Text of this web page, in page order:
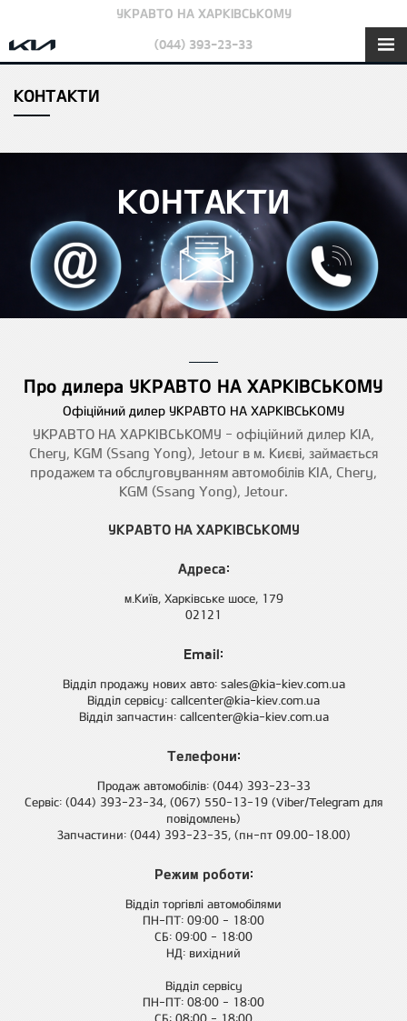
УКРАВТО НА ХАРКІВСЬКОМУ
(044) 393-23-33
КОНТАКТИ
КОНТАКТИ
Про дилера УКРАВТО НА ХАРКІВСЬКОМУ
Офіційний дилер УКРАВТО НА ХАРКІВСЬКОМУ
УКРАВТО НА ХАРКІВСЬКОМУ - офіційний дилер КIA,
Chery, KGM (Ssang Yong), Jetour в м. Києві, займається
продажем та обслуговуванням автомобілів KIA, Chery,
KGM (Ssang Yong), Jetour.
УКРАВТО НА ХАРКІВСЬКОМУ
Адреса:
м.Київ, Харківське шосе, 179
02121
Email:
Відділ продажу нових авто: sales@kia-kiev.com.ua
Відділ сервісу: callcenter@kia-kiev.com.ua
Відділ запчастин: callcenter@kia-kiev.com.ua
Телефони:
Продаж автомобілів: (044) 393-23-33
Сервіс: (044) 393-23-34, (067) 550-13-19 (Viber/Telegram для
повідомлень)
Запчастини: (044) 393-23-35, (пн-пт 09.00-18.00)
Режим роботи:
Відділ торгівлі автомобілями
ПН-ПТ: 09:00 - 18:00
СБ: 09:00 - 18:00
НД: вихідний
Відділ сервісу
ПН-ПТ: 08:00 - 18:00